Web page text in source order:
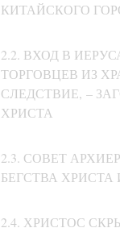
КИТАЙСКОГО
2.2. ВХОД В
ТОРГОВЦЕВ ИЗ
СЛЕДСТВИЕ, –
ХРИСТА
2.3. СОВЕТ
БЕГСТВА
2.4. ХРИСТОС